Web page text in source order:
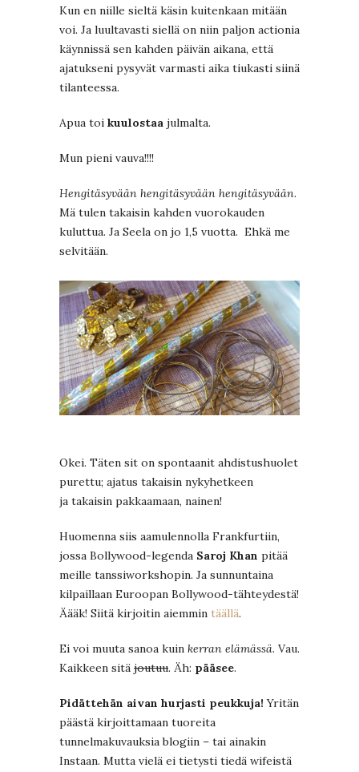
Kun en niille sieltä käsin kuitenkaan mitään
voi. Ja luultavasti siellä on niin paljon actionia
käynnissä sen kahden päivän aikana, että
ajatukseni pysyvät varmasti aika tiukasti siinä
tilanteessa.
Apua toi kuulostaa julmalta.
Mun pieni vauva!!!!
Hengitäsyvään hengitäsyvään hengitäsyvään.
Mä tulen takaisin kahden vuorokauden
kuluttua. Ja Seela on jo 1,5 vuotta. Ehkä me
selvitään.
Okei. Täten sit on spontaanit ahdistushuolet
purettu; ajatus takaisin nykyhetkeen
ja takaisin pakkaamaan, nainen!
Huomenna siis aamulennolla Frankfurtiin,
jossa Bollywood-legenda Saroj Khan pitää
meille tanssiworkshopin. Ja sunnuntaina
kilpaillaan Euroopan Bollywood-tähteydestä!
Äääk! Siitä kirjoitin aiemmin täällä.
Ei voi muuta sanoa kuin kerran elämässä. Vau.
Kaikkeen sitä joutuu. Äh: pääsee.
Pidättehän aivan hurjasti peukkuja! Yritän
päästä kirjoittamaan tuoreita
tunnelmakuvauksia blogiin – tai ainakin
Instaan. Mutta vielä ei tietysti tiedä wifeistä